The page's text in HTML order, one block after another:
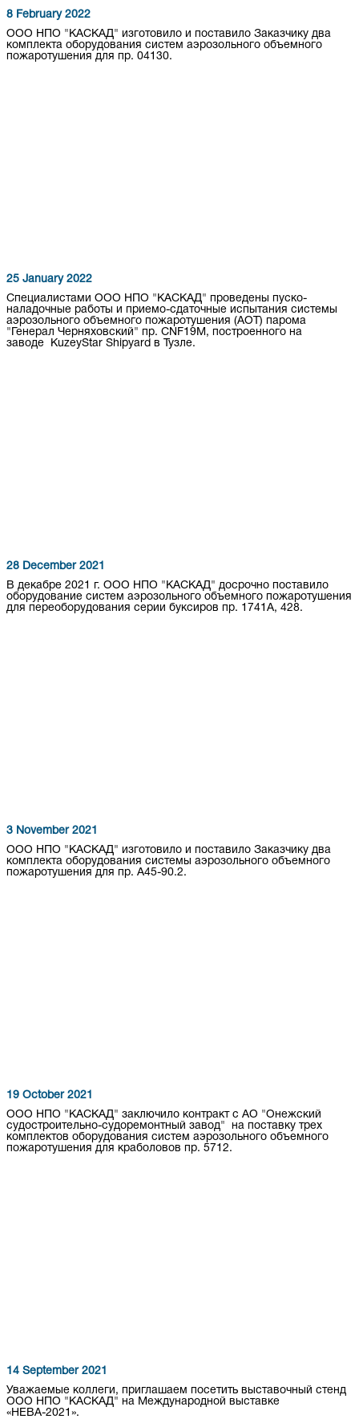
8 February 2022
ООО НПО "КАСКАД" изготовило и поставило Заказчику два
комплекта оборудования систем аэрозольного объемного
пожаротушения для пр. 04130.
25 January 2022
Специалистами ООО НПО "КАСКАД" проведены пуско-
наладочные работы и приемо-сдаточные испытания системы
аэрозольного объемного пожаротушения (АОТ) парома
"Генерал Черняховский" пр. CNF19M, построенного на
заводе KuzeyStar Shipyard в Тузле.
28 December 2021
В декабре 2021 г. ООО НПО "КАСКАД" досрочно поставило
оборудование систем аэрозольного объемного пожаротушения
для переоборудования серии буксиров пр. 1741А, 428.
3 November 2021
ООО НПО "КАСКАД" изготовило и поставило Заказчику два
комплекта оборудования системы аэрозольного объемного
пожаротушения для пр. А45-90.2.
19 October 2021
ООО НПО "КАСКАД" заключило контракт с АО "Онежский
судостроительно-судоремонтный завод" на поставку трех
комплектов оборудования систем аэрозольного объемного
пожаротушения для краболовов пр. 5712.
14 September 2021
Уважаемые коллеги, приглашаем посетить выставочный стенд
ООО НПО "КАСКАД" на Международной выставке
«НЕВА-2021».